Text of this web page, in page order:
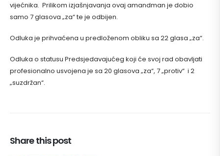
vijećnika. Prilikom izjašnjavanja ovaj amandman je dobio
samo 7 glasova „za“ te je odbijen.
Odluka je prihvaćena u predloženom obliku sa 22 glasa „za“.
Odluka o statusu Predsjedavajućeg koji će svoj rad obavljati
profesionalno usvojena je sa 20 glasova „za“, 7 „protiv“ i 2
„suzdržan“.
Share this post